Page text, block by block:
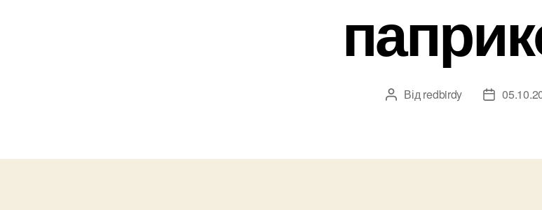
Автор
Від redbirdy
Дата